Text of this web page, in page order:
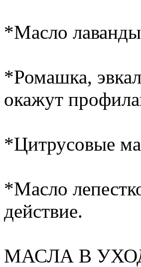
*Масло лаванды
*Ромашка,
окажут
*Цитрусовые
*Масло
действие.
МАСЛА В